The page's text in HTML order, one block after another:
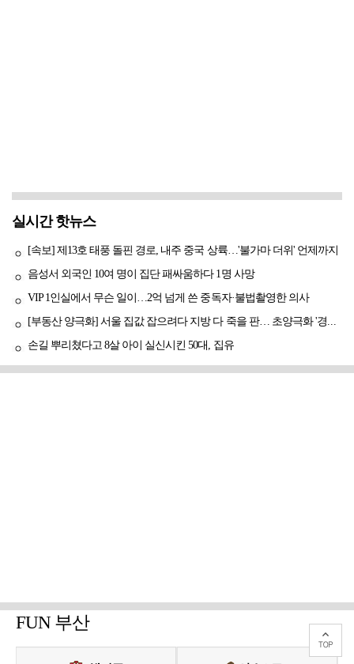
실시간 핫뉴스
[속보] 제13호 태풍 돌핀 경로, 내주 중국 상륙…'불가마 더위' 언제까지
음성서 외국인 10여 명이 집단 패싸움하다 1명 사망
VIP 1인실에서 무슨 일이…2억 넘게 쓴 중독자·불법촬영한 의사
[부동산 양극화] 서울 집값 잡으려다 지방 다 죽을 판… 초양극화 '경고등'
손길 뿌리쳤다고 8살 아이 실신시킨 50대, 집유
FUN 부산